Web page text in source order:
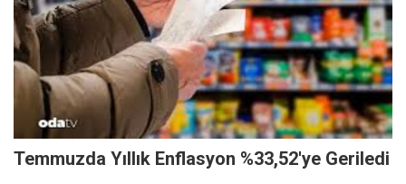
Temmuzda Yıllık Enflasyon %33,52'ye Geriledi